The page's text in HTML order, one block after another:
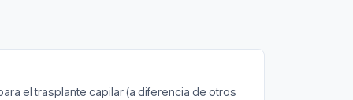
el trasplante capilar (a diferencia de otros